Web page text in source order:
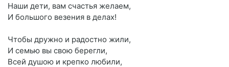
Наши дети, вам счастья желаем,
И большого везения в делах!
Чтобы дружно и радостно жили,
И семью вы свою берегли,
Всей душою и крепко любили,